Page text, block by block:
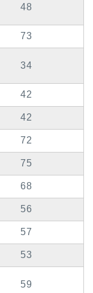
48
73
34
42
42
72
75
68
56
57
53
59